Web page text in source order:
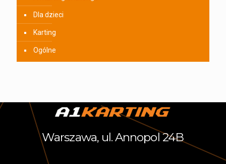
Dla dzieci
Karting
Ogólne
Warszawa, ul. Annopol 24B